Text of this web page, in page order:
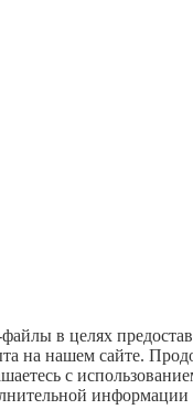
в целях
на нашем сайте.
с
информации